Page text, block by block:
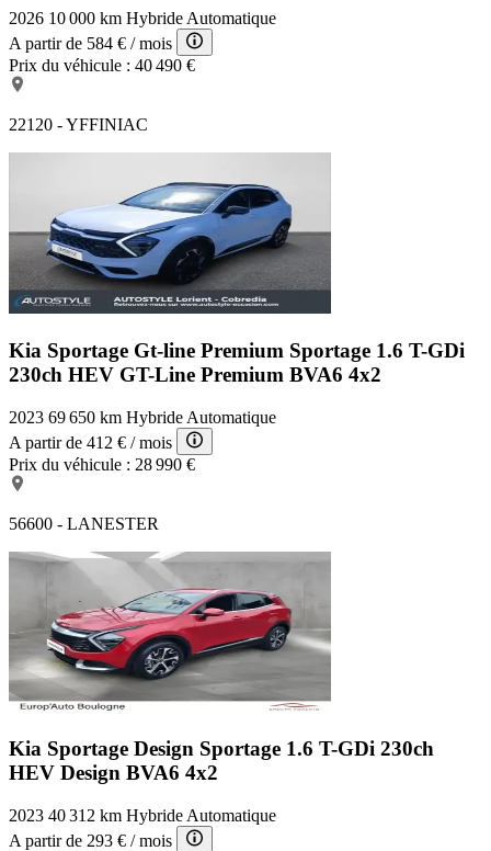
2026 10 000 km Hybride Automatique
A partir de 584 € / mois
Prix du véhicule : 40 490 €
22120 - YFFINIAC
Kia Sportage Gt-line Premium Sportage 1.6 T-GDi
230ch HEV GT-Line Premium BVA6 4x2
2023 69 650 km Hybride Automatique
A partir de 412 € / mois
Prix du véhicule : 28 990 €
56600 - LANESTER
Kia Sportage Design Sportage 1.6 T-GDi 230ch
HEV Design BVA6 4x2
2023 40 312 km Hybride Automatique
A partir de 293 € / mois